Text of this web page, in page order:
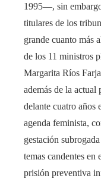
1995—, sin
titulares de los
grande cuanto más
de los 11 ministros
Margarita Ríos
además de la
delante cuatro años
agenda feminista,
gestación
temas candentes
prisión preventiva